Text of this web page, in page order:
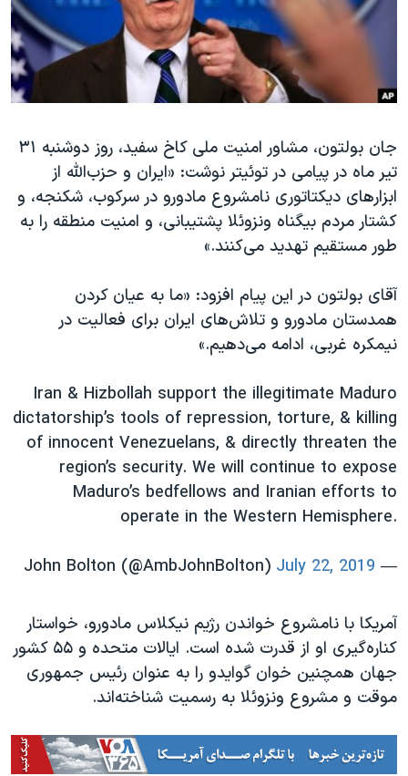
فرهنگ و زندگی
حقوق شهروندی
اسرائیل در جنگ
گالری عکس
آرشیو پخش زنده
مستندها
انتخابات ریاست جمهوری آمریکا ۲۰۲۴
حمله جمهوری اسلامی به اسرائیل
ورزش زنان در ایران
اعتراضات زن، زندگی، آزادی
مجموعه مستندهای دادخواهی
تریبونال مردمی آبان ۹۸
چهل سال گروگان‌گیری
قانون شفافیت دارائی کادر رهبری ایران
اسرائیل در جنگ
نرگس محمدی برنده جایزه نوبل صلح
همایش محافظه‌کاران آمریکا «سی‌پک»
صفحه‌های ویژه
دنبال کنید
زبانهای مختلف
جان بولتون، مشاور امنیت ملی کاخ سفید، روز دوشنبه ۳۱
تیر ماه در پیامی در توئیتر نوشت: «ایران و حزب‌الله از
ابزارهای دیکتاتوری نامشروع مادورو در سرکوب، شکنجه، و
کشتار مردم بیگناه ونزوئلا پشتیبانی، و امنیت منطقه را به
طور مستقیم تهدید می‌کنند.»
آقای بولتون در این پیام افزود: «ما به عیان کردن
همدستان مادورو و تلاش‌های ایران برای فعالیت در
نیمکره غربی، ادامه می‌دهیم.»
Iran & Hizbollah support the illegitimate Maduro
dictatorship’s tools of repression, torture, & killing
of innocent Venezuelans, & directly threaten the
region’s security. We will continue to expose
Maduro’s bedfellows and Iranian efforts to
operate in the Western Hemisphere.
— John Bolton (@AmbJohnBolton)
July 22, 2019
آمریکا با نامشروع خواندن رژیم نیکلاس مادورو، خواستار
کناره‌گیری او از قدرت شده است. ایالات متحده و ۵۵ کشور
جهان همچنین خوان گوایدو را به عنوان رئیس جمهوری
موقت و مشروع ونزوئلا به رسمیت شناخته‌اند.